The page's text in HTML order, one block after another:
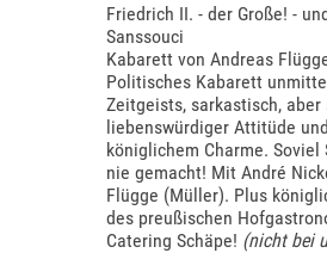
Friedrich II. - der Große! -
Sanssouci
Kabarett von Andreas
Politisches Kabarett
Zeitgeists, sarkastisch,
liebenswürdiger Attitüde
königlichem Charme. Soviel
nie gemacht! Mit André
Flügge (Müller). Plus
des preußischen
Catering Schäpe! (nicht bei